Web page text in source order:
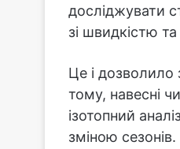
досліджувати
зі швидкістю
Це і дозволило
тому, навесні
ізотопний
зміною сезонів.